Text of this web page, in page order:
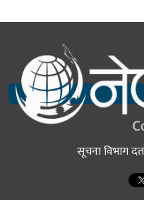
सूचना विभाग